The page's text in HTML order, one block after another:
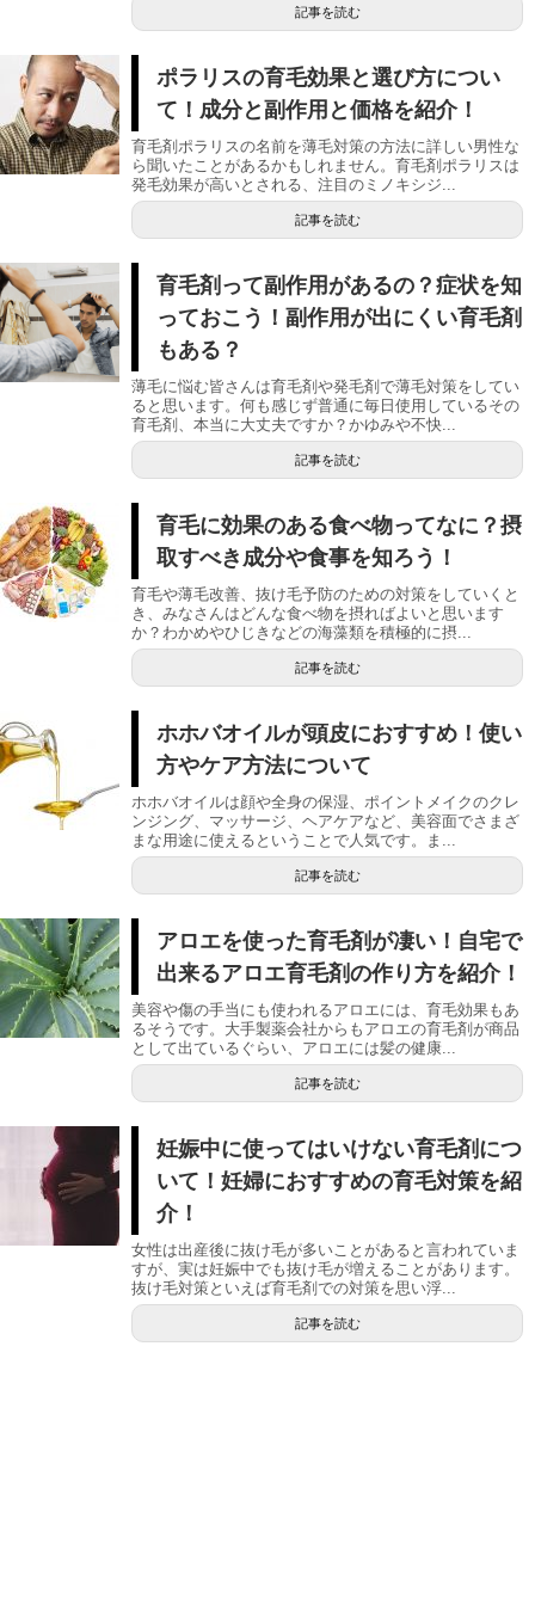
記事を読む
ポラリスの育毛効果と選び方につい
て！成分と副作用と価格を紹介！
育毛剤ポラリスの名前を薄毛対策の方法に詳しい男性な
ら聞いたことがあるかもしれません。育毛剤ポラリスは
発毛効果が高いとされる、注目のミノキシジ...
記事を読む
育毛剤って副作用があるの？症状を知
っておこう！副作用が出にくい育毛剤
もある？
薄毛に悩む皆さんは育毛剤や発毛剤で薄毛対策をしてい
ると思います。何も感じず普通に毎日使用しているその
育毛剤、本当に大丈夫ですか？かゆみや不快...
記事を読む
育毛に効果のある食べ物ってなに？摂
取すべき成分や食事を知ろう！
育毛や薄毛改善、抜け毛予防のための対策をしていくと
き、みなさんはどんな食べ物を摂ればよいと思います
か？わかめやひじきなどの海藻類を積極的に摂...
記事を読む
ホホバオイルが頭皮におすすめ！使い
方やケア方法について
ホホバオイルは顔や全身の保湿、ポイントメイクのクレ
ンジング、マッサージ、ヘアケアなど、美容面でさまざ
まな用途に使えるということで人気です。ま...
記事を読む
アロエを使った育毛剤が凄い！自宅で
出来るアロエ育毛剤の作り方を紹介！
美容や傷の手当にも使われるアロエには、育毛効果もあ
るそうです。大手製薬会社からもアロエの育毛剤が商品
として出ているぐらい、アロエには髪の健康...
記事を読む
妊娠中に使ってはいけない育毛剤につ
いて！妊婦におすすめの育毛対策を紹
介！
女性は出産後に抜け毛が多いことがあると言われていま
すが、実は妊娠中でも抜け毛が増えることがあります。
抜け毛対策といえば育毛剤での対策を思い浮...
記事を読む